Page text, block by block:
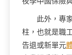
此外，專
柱，也就是職
告退或新單元